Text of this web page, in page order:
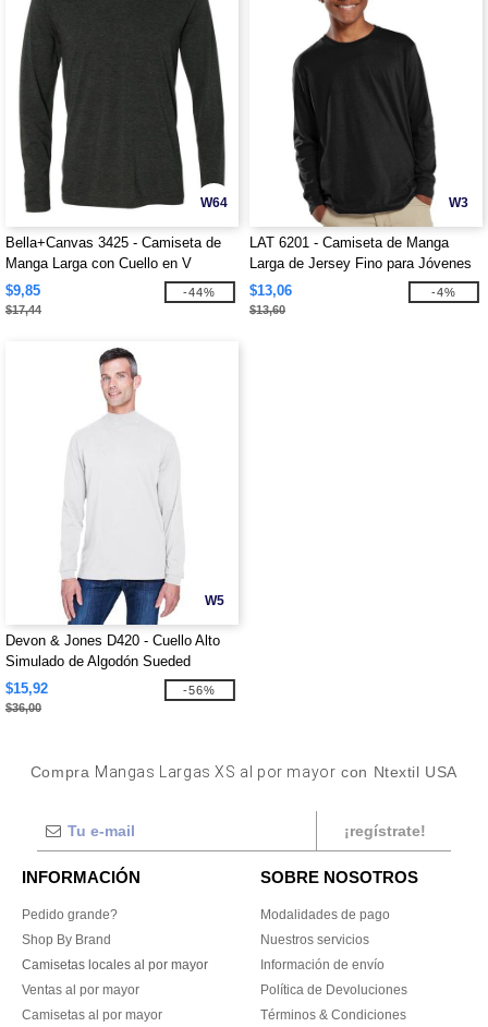
W64
Bella+Canvas 3425 - Camiseta de
Manga Larga con Cuello en V
$9,85
$17,44
-44%
W3
LAT 6201 - Camiseta de Manga
Larga de Jersey Fino para Jóvenes
$13,06
$13,60
-4%
W5
Devon & Jones D420 - Cuello Alto
Simulado de Algodón Sueded
$15,92
$36,00
-56%
Compra Mangas Largas XS al por mayor con Ntextil USA
¡regístrate!
INFORMACIÓN
Pedido grande?
Shop By Brand
Camisetas locales al por mayor
Ventas al por mayor
Camisetas al por mayor
SOBRE NOSOTROS
Modalidades de pago
Nuestros servicios
Información de envío
Política de Devoluciones
Términos & Condiciones